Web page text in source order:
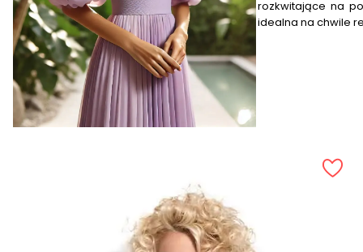
rozkwitające na
idealna na chwile